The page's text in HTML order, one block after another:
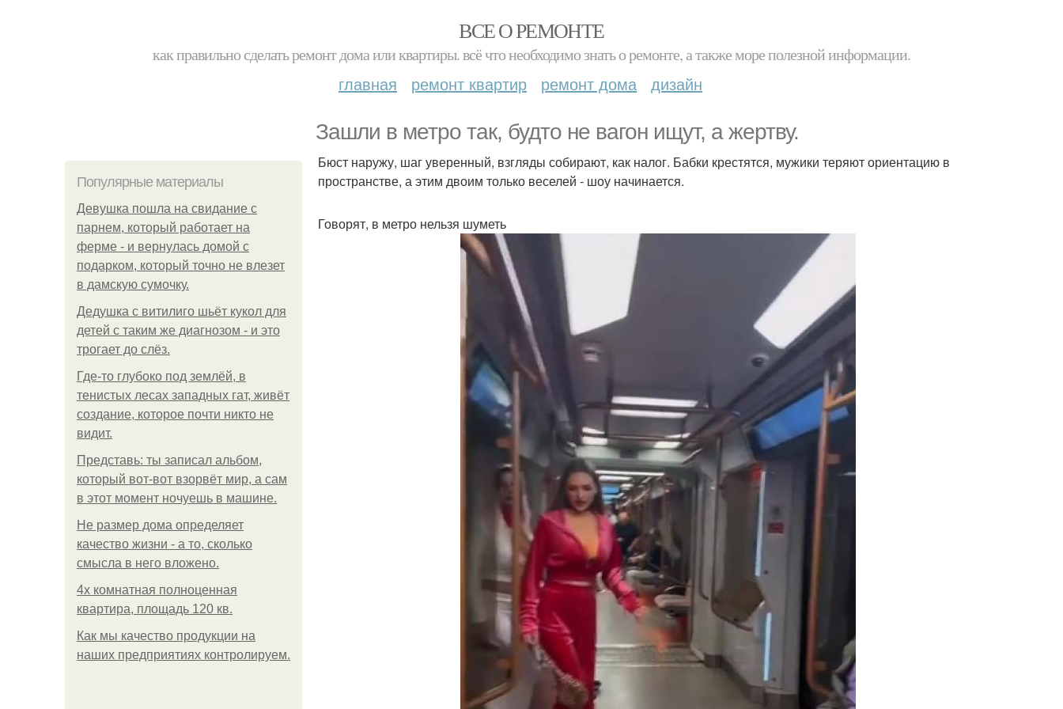
ВСЕ О РЕМОНТЕ
как правильно сделать ремонт дома или квартиры. всё что необходимо знать о ремонте, а также море полезной информации.
главная ремонт квартир ремонт дома дизайн
Зашли в метро так, будто не вагон ищут, а жертву.
Популярные материалы
Девушка пошла на свидание с
парнем, который работает на
ферме - и вернулась домой с
подарком, который точно не влезет
в дамскую сумочку.
Дедушка с витилиго шьёт кукол для
детей с таким же диагнозом - и это
трогает до слёз.
Где-то глубоко под землёй, в
тенистых лесах западных гат, живёт
создание, которое почти никто не
видит.
Представь: ты записал альбом,
который вот-вот взорвёт мир, а сам
в этот момент ночуешь в машине.
Не размер дома определяет
качество жизни - а то, сколько
смысла в него вложено.
4x комнатная полноценная
квартира, площадь 120 кв.
Как мы качество продукции на
наших предприятиях контролируем.
Бюст наружу, шаг уверенный, взгляды собирают, как налог. Бабки крестятся, мужики теряют ориентацию в
пространстве, а этим двоим только веселей - шоу начинается.
Говорят, в метро нельзя шуметь